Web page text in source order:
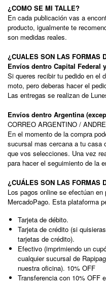
¿COMO SE MI TALLE?
En cada publicación vas a
producto, igualmente te
son medidas reales.
¿CUALES SON LAS FORMAS
Envíos dentro Capital Federal
Si queres recibir tu pedido en el
moto, pero deberas hacer el
Las entregas se realizan de
Envíos dentro Argentina
CORREO ARGENTINO /
En el momento de la compra
sucursal mas cercana a tu casa
que vos selecciones. Una vez
para hacer el seguimiento de la
¿CUÁLES SON LAS FORMAS
Los pagos online se efectúan
MercadoPago. Esta plataforma
Tarjeta de débito.
Tarjeta de crédito (si
tarjetas de crédito).
Efectivo (imprimiendo un
cualquier sucursal de
nuestra oficina). 10% OFF
Transferencia con 10% OFF